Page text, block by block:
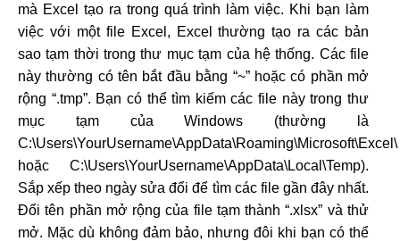
mà Excel tạo ra trong quá trình làm việc. Khi bạn làm
việc với một file Excel, Excel thường tạo ra các bản
sao tạm thời trong thư mục tạm của hệ thống. Các file
này thường có tên bắt đầu bằng “~” hoặc có phần mở
rộng “.tmp”. Bạn có thể tìm kiếm các file này trong thư
mục tạm của Windows (thường là
C:\Users\YourUsername\AppData\Roaming\Microsoft\Excel\
hoặc C:\Users\YourUsername\AppData\Local\Temp).
Sắp xếp theo ngày sửa đổi để tìm các file gần đây nhất.
Đổi tên phần mở rộng của file tạm thành “.xlsx” và thử
mở. Mặc dù không đảm bảo, nhưng đôi khi bạn có thể